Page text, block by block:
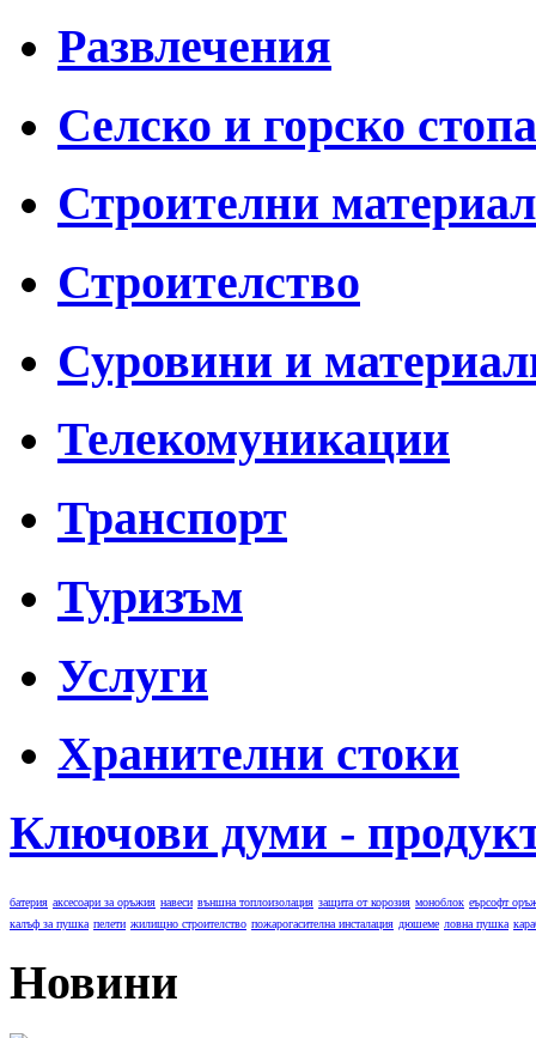
Развлечения
Селско и горско
Строителни
Строителство
Суровини и
Телекомуникации
Транспорт
Туризъм
Услуги
Хранителни стоки
Ключови думи -
батерия аксесоари за оръжия навеси външна топлоизолация защита от корозия моноблок еърсофт
калъф за пушка пелети жилищно строителство пожарогасителна инсталация дюшеме ловна пушка
Новини